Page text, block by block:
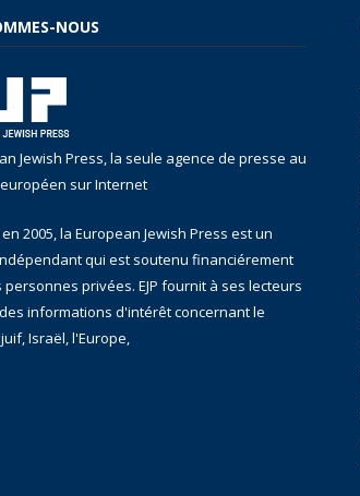
NOUS
Jewish Press, la seule agence de presse au
sur Internet
2005, la European Jewish Press est un
qui est soutenu financiérement
personnes privées. EJP fournit à ses lecteurs
informations d'intérêt concernant le
Israël, l'Europe,